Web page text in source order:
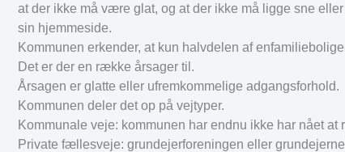
at der ikke må være glat, og at der ikke må ligge sne
sin hjemmeside.
Kommunen erkender, at kun halvdelen af
Det er der en række årsager til.
Årsagen er glatte eller ufremkommelige adgangsforhold.
Kommunen deler det op på vejtyper.
Kommunale veje: kommunen har endnu ikke har nået at
Private fællesveje: grundejerforeningen eller